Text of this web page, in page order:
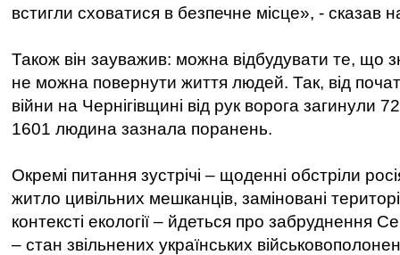
встигли сховатися в безпечне місце», - сказав
Також він зауважив: можна відбудувати те, що
не можна повернути життя людей. Так, від
війни на Чернігівщині від рук ворога загинули
1601 людина зазнала поранень.
Окремі питання зустрічі – щоденні обстріли
житло цивільних мешканців, заміновані
контексті екології – йдеться про забруднення
– стан звільнених українських